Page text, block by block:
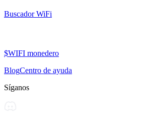
Buscador WiFi
$WIFI monedero
BlogCentro de ayuda
Síganos